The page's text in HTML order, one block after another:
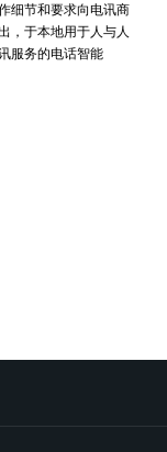
细节和要求向电讯商
，于本地用于人与人
服务的电话智能